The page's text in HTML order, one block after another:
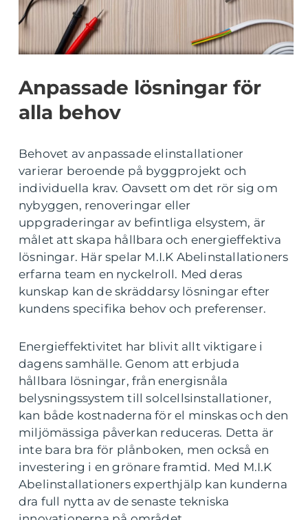
Anpassade lösningar för
alla behov
Behovet av anpassade elinstallationer
varierar beroende på byggprojekt och
individuella krav. Oavsett om det rör sig om
nybyggen, renoveringar eller
uppgraderingar av befintliga elsystem, är
målet att skapa hållbara och energieffektiva
lösningar. Här spelar M.I.K Abelinstallationers
erfarna team en nyckelroll. Med deras
kunskap kan de skräddarsy lösningar efter
kundens specifika behov och preferenser.
Energieffektivitet har blivit allt viktigare i
dagens samhälle. Genom att erbjuda
hållbara lösningar, från energisnåla
belysningssystem till solcellsinstallationer,
kan både kostnaderna för el minskas och den
miljömässiga påverkan reduceras. Detta är
inte bara bra för plånboken, men också en
investering i en grönare framtid. Med M.I.K
Abelinstallationers experthjälp kan kunderna
dra full nytta av de senaste tekniska